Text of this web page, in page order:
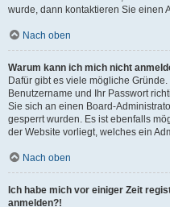
wurde, dann kontaktieren Sie einen
Nach oben
Warum kann ich mich nicht
Dafür gibt es viele mögliche
Benutzername und Ihr Passwort
Sie sich an einen Board-
gesperrt wurden. Es ist ebenfalls
der Website vorliegt, welches ein
Nach oben
Ich habe mich vor einiger Zeit
anmelden?!